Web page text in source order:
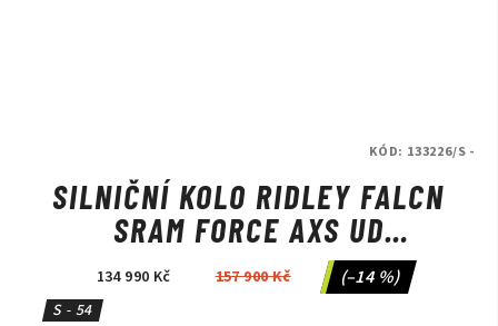
SILNIČNÍ KOLO RIDLEY FALCN
SRAM FORCE AXS UD
CARBON/CANDY RED
METALLIC/SILVER
134 990 Kč 157 900 Kč (–14 %)
S - 54
KÓD: 133226/S -